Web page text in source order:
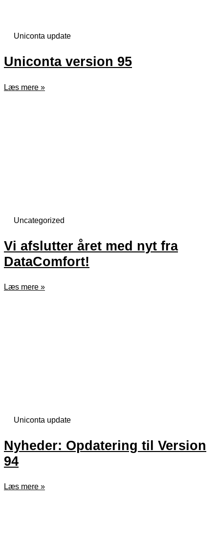
Uniconta update
Uniconta version 95
Læs mere »
Uncategorized
Vi afslutter året med nyt fra
DataComfort!
Læs mere »
Uniconta update
Nyheder: Opdatering til Version
94
Læs mere »